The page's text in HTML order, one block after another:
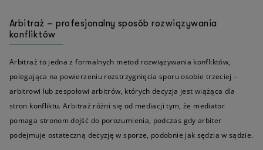
Arbitraż – profesjonalny sposób rozwiązywania
konfliktów
Arbitraż to jedna z formalnych metod rozwiązywania konfliktów,
polegająca na powierzeniu rozstrzygnięcia sporu osobie trzeciej –
arbitrowi lub zespołowi arbitrów, których decyzja jest wiążąca dla
stron konfliktu. Arbitraż różni się od mediacji tym, że mediator
pomaga stronom dojść do porozumienia, podczas gdy arbiter
podejmuje ostateczną decyzję w sporze, podobnie jak sędzia w sądzie.